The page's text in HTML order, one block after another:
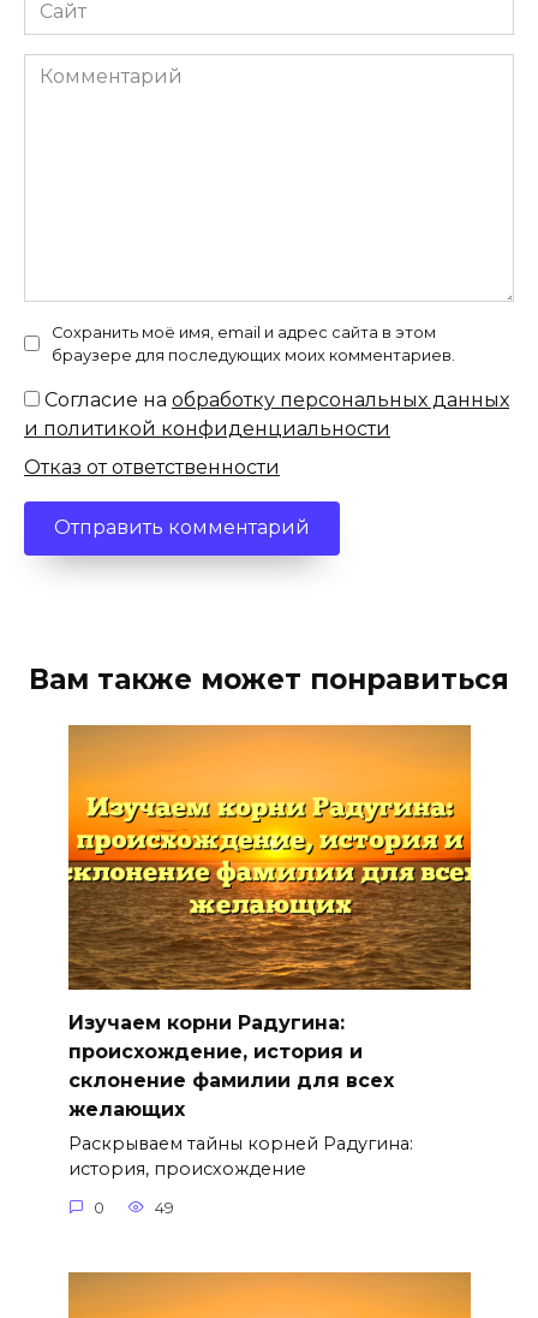
Комментарий
Сохранить моё имя, email и адрес сайта в этом
браузере для последующих моих комментариев.
Согласие на обработку персональных данных
и политикой конфиденциальности
Отказ от ответственности
Вам также может понравиться
Изучаем корни Радугина:
происхождение, история и
склонение фамилии для всех
желающих
Раскрываем тайны корней Радугина:
история, происхождение
0 49